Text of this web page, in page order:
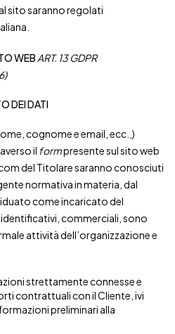
sito saranno regolati
WEB ART. 13 GDPR
DEI DATI
cognome e email, ecc.,)
il formpresente sul sito web
del Titolare saranno conosciuti
normativa in materia, dal
come incaricato del
commerciali, sono
attività dell’organizzazione e
strettamente connesse e
contrattuali con il Cliente, ivi
preliminari alla